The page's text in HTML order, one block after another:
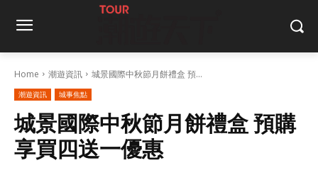
Home 潮遊資訊 城景國際中秋節月餅禮盒 預...
潮遊資訊 城事焦點
城景國際中秋節月餅禮盒 預購
享買四送一優惠